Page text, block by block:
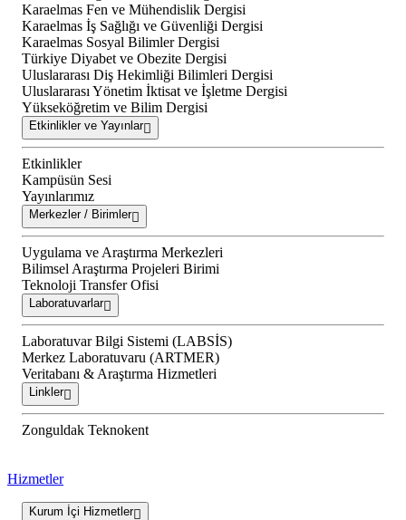
Karaelmas Fen ve Mühendislik Dergisi
Karaelmas İş Sağlığı ve Güvenliği Dergisi
Karaelmas Sosyal Bilimler Dergisi
Türkiye Diyabet ve Obezite Dergisi
Uluslararası Diş Hekimliği Bilimleri Dergisi
Uluslararası Yönetim İktisat ve İşletme Dergisi
Yükseköğretim ve Bilim Dergisi
Etkinlikler ve Yayınlar
Etkinlikler
Kampüsün Sesi
Yayınlarımız
Merkezler / Birimler
Uygulama ve Araştırma Merkezleri
Bilimsel Araştırma Projeleri Birimi
Teknoloji Transfer Ofisi
Laboratuvarlar
Laboratuvar Bilgi Sistemi (LABSİS)
Merkez Laboratuvaru (ARTMER)
Veritabanı & Araştırma Hizmetleri
Linkler
Zonguldak Teknokent
Hizmetler
Kurum İçi Hizmetler